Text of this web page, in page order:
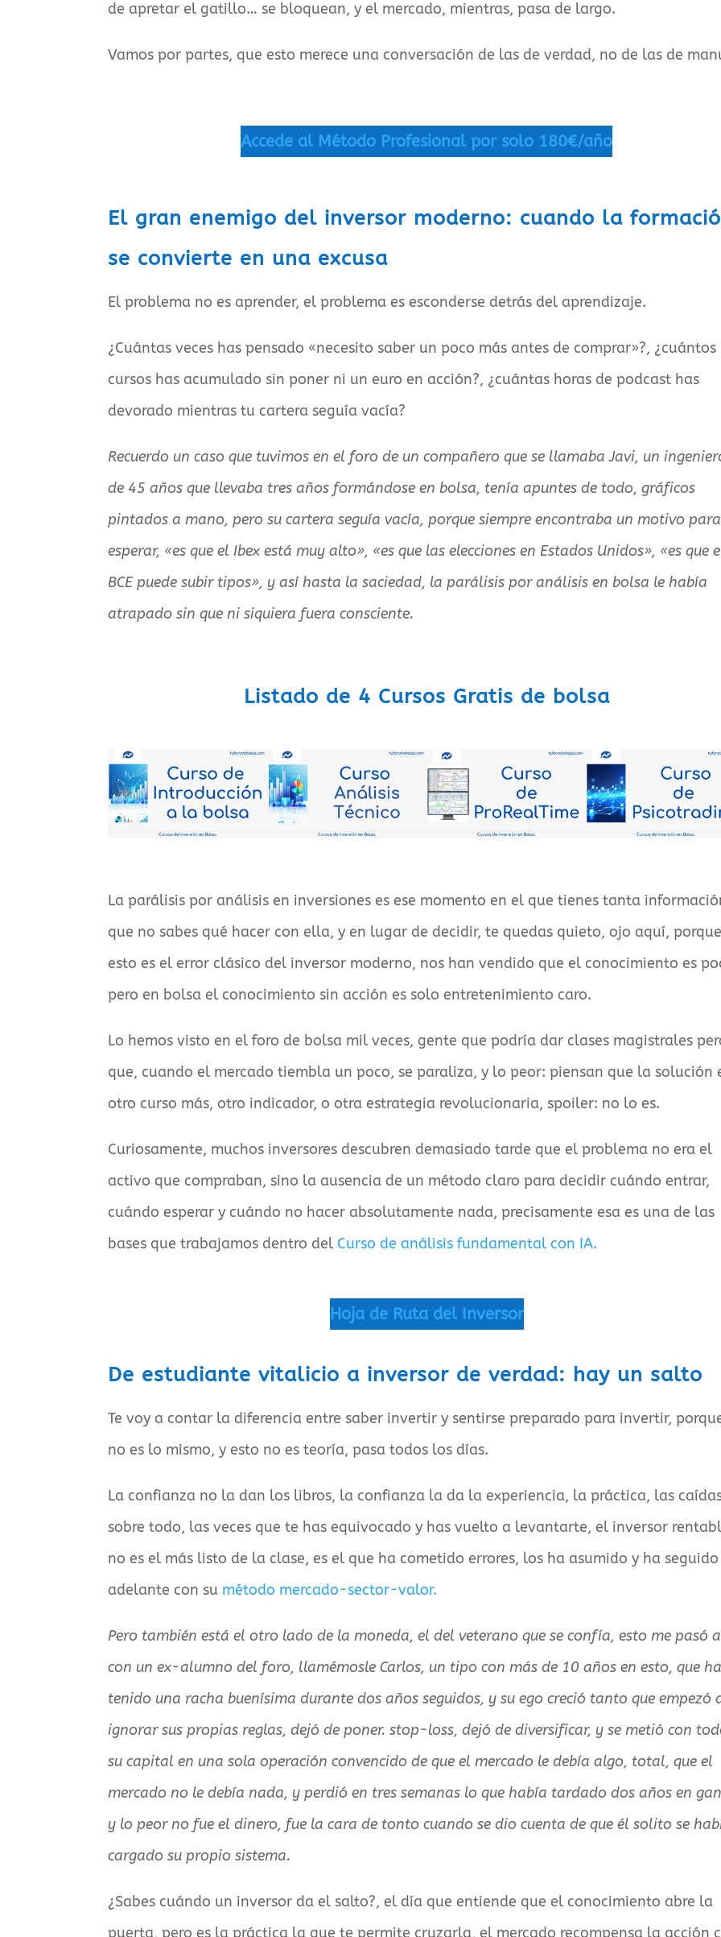
de apretar el gatillo… se bloquean, y el mercado, mientras, pasa de largo.
Vamos por partes, que esto merece una conversación de las de verdad, no de las de
Accede al Método Profesional por solo 180€/año
El gran enemigo del inversor moderno: cuando la
se convierte en una excusa
El problema no es aprender, el problema es esconderse detrás del aprendizaje.
¿Cuántas veces has pensado «necesito saber un poco más antes de comprar»?, ¿cuántos
cursos has acumulado sin poner ni un euro en acción?, ¿cuántas horas de podcast has
devorado mientras tu cartera seguía vacía?
Recuerdo un caso que tuvimos en el foro de un compañero que se llamaba Javi, un
de 45 años que llevaba tres años formándose en bolsa, tenía apuntes de todo, gráficos
pintados a mano, pero su cartera seguía vacía, porque siempre encontraba un motivo para
esperar, «es que el Ibex está muy alto», «es que las elecciones en Estados Unidos», «es que
BCE puede subir tipos», y así hasta la saciedad, la parálisis por análisis en bolsa le había
atrapado sin que ni siquiera fuera consciente.
Listado de 4 Cursos Gratis de bolsa
La parálisis por análisis en inversiones es ese momento en el que tienes tanta
que no sabes qué hacer con ella, y en lugar de decidir, te quedas quieto, ojo aquí,
esto es el error clásico del inversor moderno, nos han vendido que el conocimiento es
pero en bolsa el conocimiento sin acción es solo entretenimiento caro.
Lo hemos visto en el foro de bolsa mil veces, gente que podría dar clases magistrales
que, cuando el mercado tiembla un poco, se paraliza, y lo peor: piensan que la solución
otro curso más, otro indicador, o otra estrategia revolucionaria, spoiler: no lo es.
Curiosamente, muchos inversores descubren demasiado tarde que el problema no era el
activo que compraban, sino la ausencia de un método claro para decidir cuándo entrar,
cuándo esperar y cuándo no hacer absolutamente nada, precisamente esa es una de las
bases que trabajamos dentro del Curso de análisis fundamental con IA.
Hoja de Ruta del Inversor
De estudiante vitalicio a inversor de verdad: hay un salto
Te voy a contar la diferencia entre saber invertir y sentirse preparado para invertir,
no es lo mismo, y esto no es teoría, pasa todos los días.
La confianza no la dan los libros, la confianza la da la experiencia, la práctica, las
sobre todo, las veces que te has equivocado y has vuelto a levantarte, el inversor
no es el más listo de la clase, es el que ha cometido errores, los ha asumido y ha seguido
adelante con su método mercado-sector-valor.
Pero también está el otro lado de la moneda, el del veterano que se confía, esto me pasó
con un ex-alumno del foro, llamémosle Carlos, un tipo con más de 10 años en esto, que
tenido una racha buenísima durante dos años seguidos, y su ego creció tanto que empezó
ignorar sus propias reglas, dejó de poner. stop-loss, dejó de diversificar, y se metió con
su capital en una sola operación convencido de que el mercado le debía algo, total, que el
mercado no le debía nada, y perdió en tres semanas lo que había tardado dos años en
y lo peor no fue el dinero, fue la cara de tonto cuando se dio cuenta de que él solito se
cargado su propio sistema.
¿Sabes cuándo un inversor da el salto?, el día que entiende que el conocimiento abre la
puerta, pero es la práctica la que te permite cruzarla, el mercado recompensa la acción